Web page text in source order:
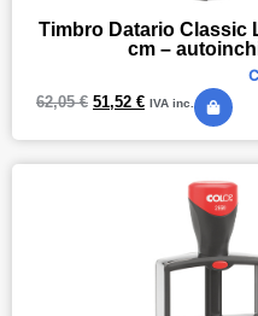
Timbro Datario Classic
cm –
62,05€ 51,52 € IVA inc.